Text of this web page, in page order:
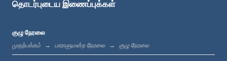
தொடர்புடைய இணைப்புக்கள்
குழு நேரலை
முதற்பக்கம் பாராளுமன்ற நேரலை குழு நேரலை